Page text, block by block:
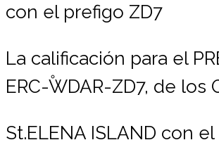
con el prefigo ZD7
La calificación para el
ERC-WDAR-ZD7, de
St.ELENA ISLAND con el